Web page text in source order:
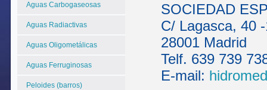
Aguas Carbogaseosas
Aguas Radiactivas
Aguas Oligometálicas
Aguas Ferruginosas
Peloides (barros)
SOCIEDAD
C/ Lagasca, 40
28001 Madrid
Telf. 639 739
E-mail: